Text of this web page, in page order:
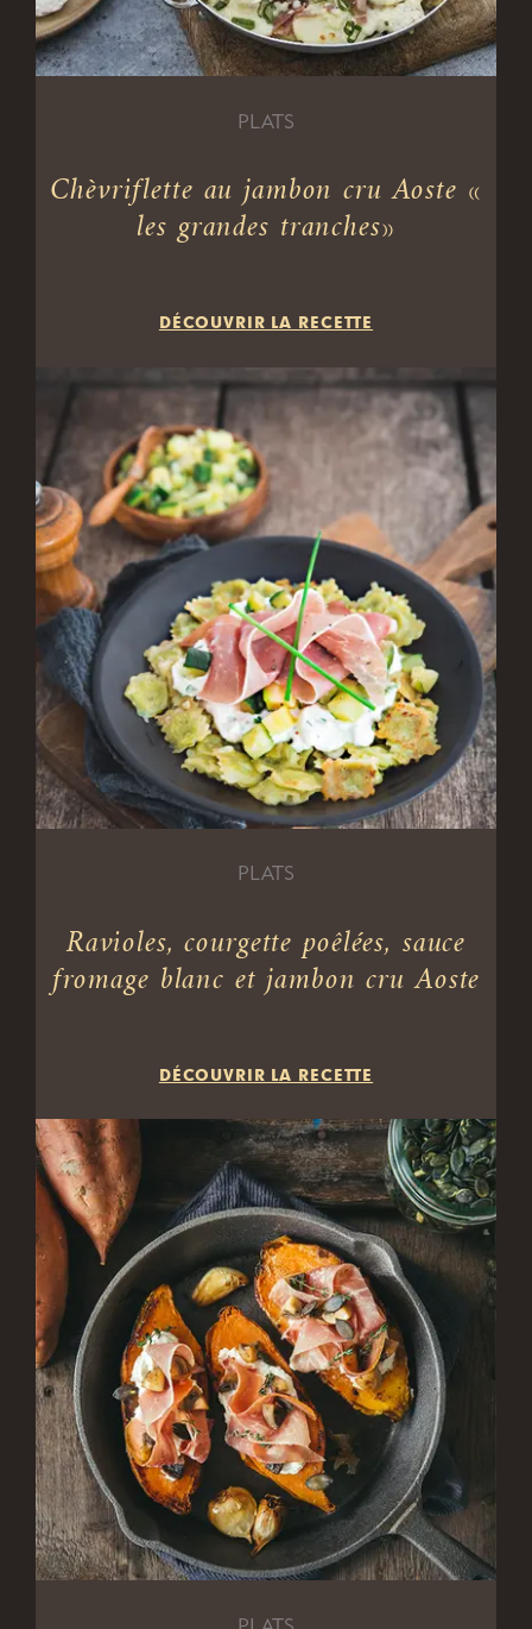
PLATS
Chèvriflette au jambon cru Aoste «
les grandes tranches»
DÉCOUVRIR LA RECETTE
PLATS
Ravioles, courgette poêlées, sauce
fromage blanc et jambon cru Aoste
DÉCOUVRIR LA RECETTE